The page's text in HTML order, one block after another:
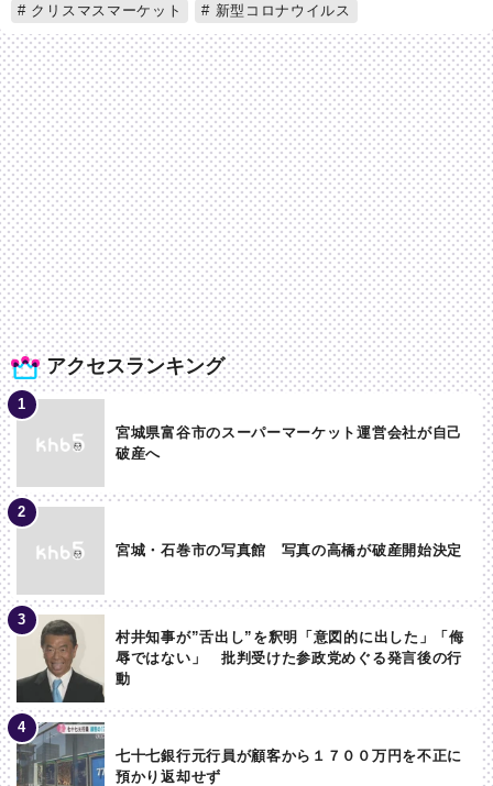
アクセスランキング
宮城県富谷市のスーパーマーケット運営会社が自己
破産へ
宮城・石巻市の写真館 写真の高橋が破産開始決定
村井知事が”舌出し”を釈明「意図的に出した」「侮
辱ではない」 批判受けた参政党めぐる発言後の行
動
七十七銀行元行員が顧客から１７００万円を不正に
預かり返却せず
クリスマスマーケット
新型コロナウイルス